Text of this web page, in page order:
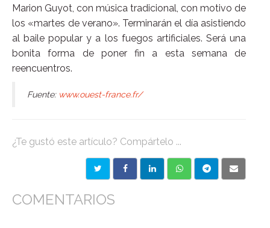
Marion Guyot, con música tradicional, con motivo de
los «martes de verano». Terminarán el día asistiendo
al baile popular y a los fuegos artificiales. Será una
bonita forma de poner fin a esta semana de
reencuentros.
Fuente: www.ouest-france.fr/
¿Te gustó este artículo? Compártelo ...
COMENTARIOS